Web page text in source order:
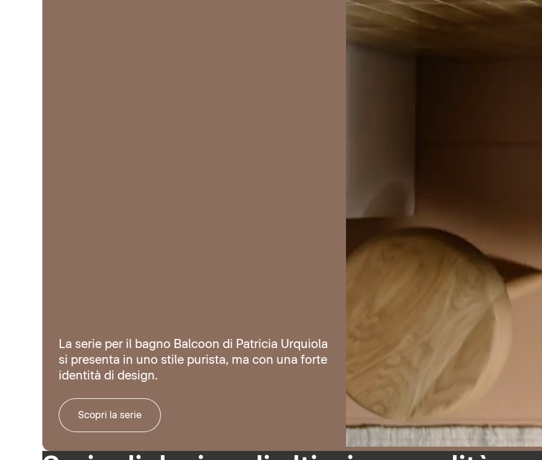
La serie per il bagno Balcoon di Patricia Urquiola
si presenta in uno stile purista, ma con una forte
identità di design.
Scopri la serie